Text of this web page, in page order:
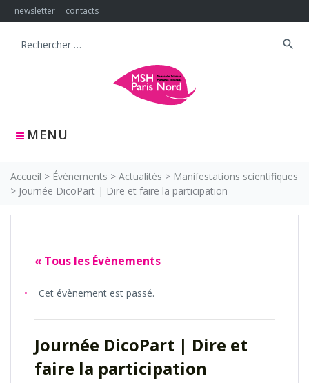
Skip
to
newsletter contacts
MENU
Search
search
Accueil > Évènements > Actualités > Manifestations scientifiques
> Journée DicoPart | Dire et faire la participation
« Tous les Évènements
Cet évènement est passé.
Journée DicoPart | Dire et
faire la participation